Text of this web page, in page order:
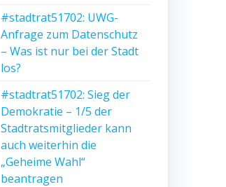
#stadtrat51702: UWG-
Anfrage zum Datenschutz
– Was ist nur bei der Stadt
los?
#stadtrat51702: Sieg der
Demokratie – 1/5 der
Stadtratsmitglieder kann
auch weiterhin die
„Geheime Wahl“
beantragen